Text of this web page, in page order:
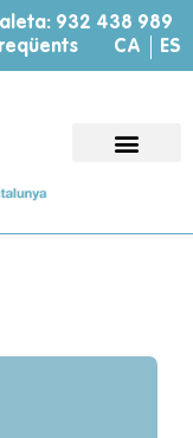
932 438 989
CA ES